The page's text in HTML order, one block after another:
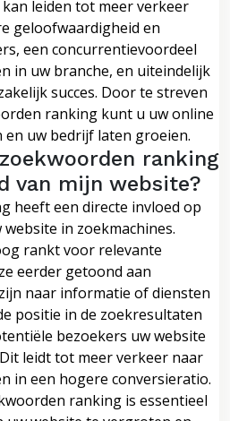
leiden tot meer verkeer
geloofwaardigheid en
een concurrentievoordeel
in uw branche, en uiteindelijk
succes. Door te streven
ranking kunt u uw online
uw bedrijf laten groeien.
ranking
van mijn website?
heeft een directe invloed op
in zoekmachines.
rankt voor relevante
eerder getoond aan
naar informatie of diensten
positie in de zoekresultaten
bezoekers uw website
leidt tot meer verkeer naar
in een hogere conversieratio.
ranking is essentieel